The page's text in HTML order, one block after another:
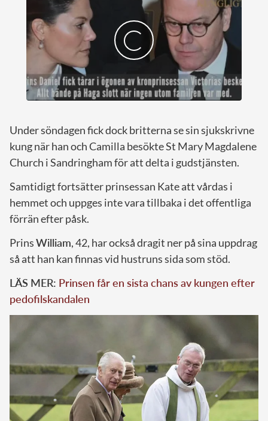
Under söndagen fick dock britterna se sin sjukskrivne
kung när han och Camilla besökte St Mary Magdalene
Church i Sandringham för att delta i gudstjänsten.
Samtidigt fortsätter prinsessan Kate att vårdas i
hemmet och uppges inte vara tillbaka i det offentliga
förrän efter påsk.
PrinsWilliam, 42, har också dragit ner på sina uppdrag
så att han kan finnas vid hustruns sida som stöd.
LÄS MER: Prinsen får en sista chans av kungen efter
pedofilskandalen